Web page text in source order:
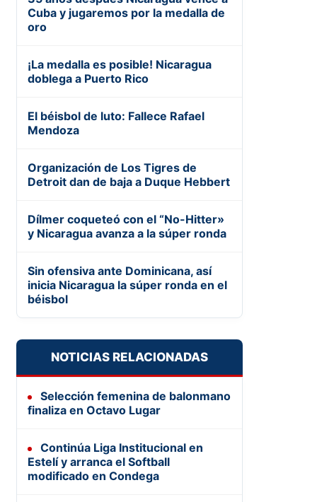
Cuba y jugaremos por la medalla de
oro
¡La medalla es posible! Nicaragua
doblega a Puerto Rico
El béisbol de luto: Fallece Rafael
Mendoza
Organización de Los Tigres de
Detroit dan de baja a Duque Hebbert
Dílmer coqueteó con el “No-Hitter»
y Nicaragua avanza a la súper ronda
Sin ofensiva ante Dominicana, así
inicia Nicaragua la súper ronda en el
béisbol
NOTICIAS RELACIONADAS
Selección femenina de balonmano
finaliza en Octavo Lugar
Continúa Liga Institucional en
Estelí y arranca el Softball
modificado en Condega